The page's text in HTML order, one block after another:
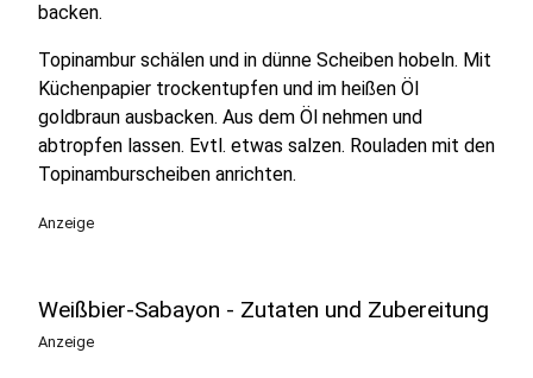
backen.
Topinambur schälen und in dünne Scheiben hobeln. Mit
Küchenpapier trockentupfen und im heißen Öl
goldbraun ausbacken. Aus dem Öl nehmen und
abtropfen lassen. Evtl. etwas salzen. Rouladen mit den
Topinamburscheiben anrichten.
Anzeige
Weißbier-Sabayon - Zutaten und Zubereitung
Anzeige